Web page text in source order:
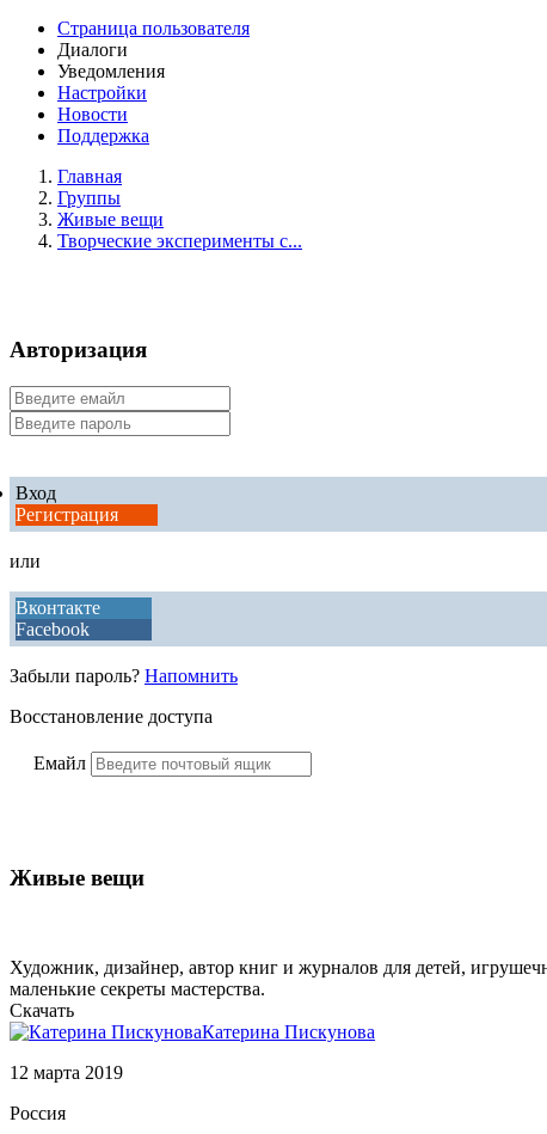
Страница пользователя
Диалоги
Уведомления
Настройки
Новости
Поддержка
Главная
Группы
Живые вещи
Творческие эксперименты с...
Авторизация
Вход
Регистрация
или
Вконтакте
Facebook
Забыли пароль? Напомнить
Восстановление доступа
Емайл
Живые вещи
Художник, дизайнер, автор книг и журналов для детей,
маленькие секреты мастерства.
Скачать
Катерина Пискунова
12 марта 2019
Россия